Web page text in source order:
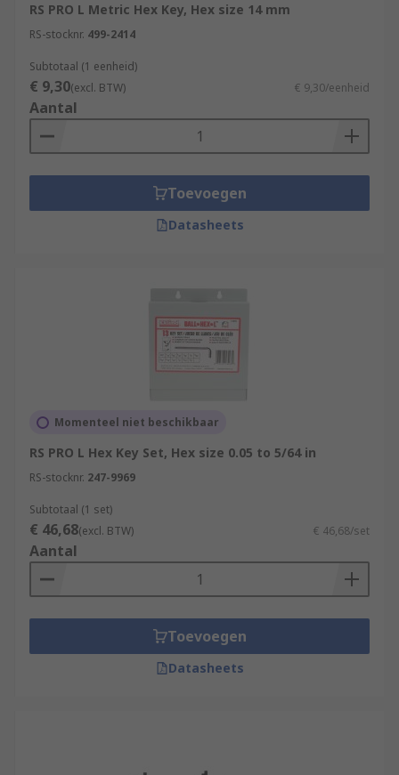
RS PRO L Metric Hex Key, Hex size 14 mm
RS-stocknr. 499-2414
Subtotaal (1 eenheid)
€ 9,30(excl. BTW) € 9,30/eenheid
Aantal
Toevoegen
Datasheets
Momenteel niet beschikbaar
RS PRO L Hex Key Set, Hex size 0.05 to 5/64 in
RS-stocknr. 247-9969
Subtotaal (1 set)
€ 46,68(excl. BTW) € 46,68/set
Aantal
Toevoegen
Datasheets